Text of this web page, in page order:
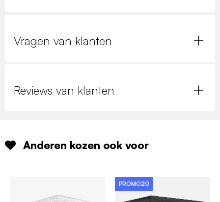
Vragen van klanten
Reviews van klanten
Anderen kozen ook voor
PROMO20